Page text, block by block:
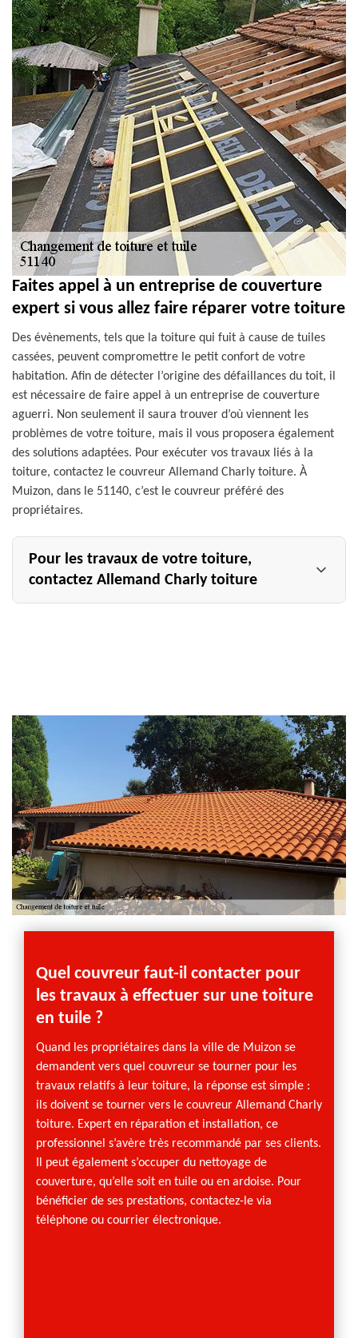
Faites appel à un entreprise de couverture
expert si vous allez faire réparer votre toiture
Des évènements, tels que la toiture qui fuit à cause de tuiles
cassées, peuvent compromettre le petit confort de votre
habitation. Afin de détecter l’origine des défaillances du toit, il
est nécessaire de faire appel à un entreprise de couverture
aguerri. Non seulement il saura trouver d’où viennent les
problèmes de votre toiture, mais il vous proposera également
des solutions adaptées. Pour exécuter vos travaux liés à la
toiture, contactez le couvreur Allemand Charly toiture. À
Muizon, dans le 51140, c’est le couvreur préféré des
propriétaires.
Pour les travaux de votre toiture,
contactez Allemand Charly toiture
voulez avoir plus de renseignement sur ses prestations,
ou dans le cas d’un établissement de devis, n’hésitez pas
à prendre contact avec ses chargés de clientèle.
Quel couvreur faut-il contacter pour
les travaux à effectuer sur une toiture
en tuile ?
Quand les propriétaires dans la ville de Muizon se
demandent vers quel couvreur se tourner pour les
travaux relatifs à leur toiture, la réponse est simple :
ils doivent se tourner vers le couvreur Allemand Charly
toiture. Expert en réparation et installation, ce
professionnel s’avère très recommandé par ses clients.
Il peut également s’occuper du nettoyage de
couverture, qu’elle soit en tuile ou en ardoise. Pour
bénéficier de ses prestations, contactez-le via
téléphone ou courrier électronique.